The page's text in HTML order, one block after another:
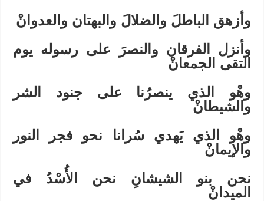
وأزهق الباطلَ والضلالَ والبهتان والعدوانْ
وأنزل الفرقان والنصرَ على رسوله يوم
التقى الجمعانْ
وهْو الذي ينصرُنا على جنود الشر
والشيطانْ
وهْو الذي يَهدي سُرانا نحو فجر النور
والإيمانْ
نحن بنو الشيشانِ نحن الأُسْدُ في
الميدانْ